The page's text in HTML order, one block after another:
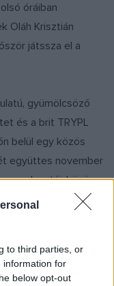
to third parties, or
information for
below opt-out
óráiban
Oláh Krisztián
játssza el a
gyümölcsöző
és a brit TRYPL
belül egy közös
együttes november
vadonatúj, közös
kiadni önálló
zene, mely
zenei